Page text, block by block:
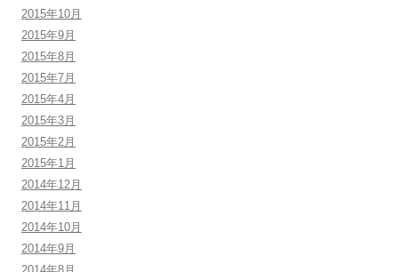
2015年10月
2015年9月
2015年8月
2015年7月
2015年4月
2015年3月
2015年2月
2015年1月
2014年12月
2014年11月
2014年10月
2014年9月